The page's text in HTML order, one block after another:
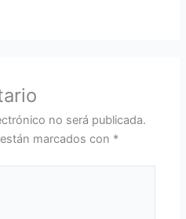
no será publicada.
marcados con *